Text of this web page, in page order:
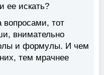
ее искать?
вопросами, тот
внимательно
и формулы. И чем
тем мрачнее